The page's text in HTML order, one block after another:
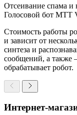
Отсеивание спама и
Голосовой бот МТТ
Стоимость работы
и зависит от
синтеза и
сообщений, а также
обрабатывает робот.
Интернет-